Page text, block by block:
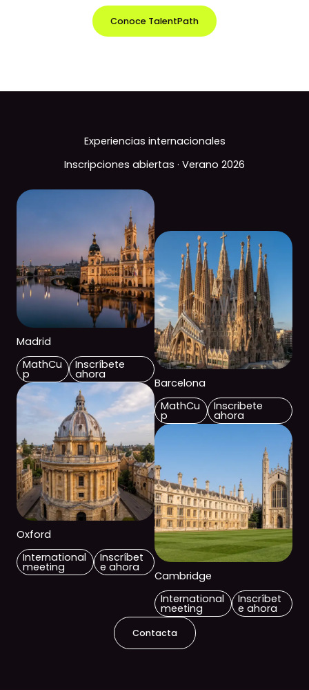
Conoce TalentPath
Experiencias internacionales
Inscripciones abiertas · Verano 2026
Madrid
MathCu
p
Inscríbete
ahora
Oxford
International
meeting
Inscríbet
e ahora
Barcelona
MathCu
p
Inscribete
ahora
Cambridge
International
meeting
Inscríbet
e ahora
Contacta